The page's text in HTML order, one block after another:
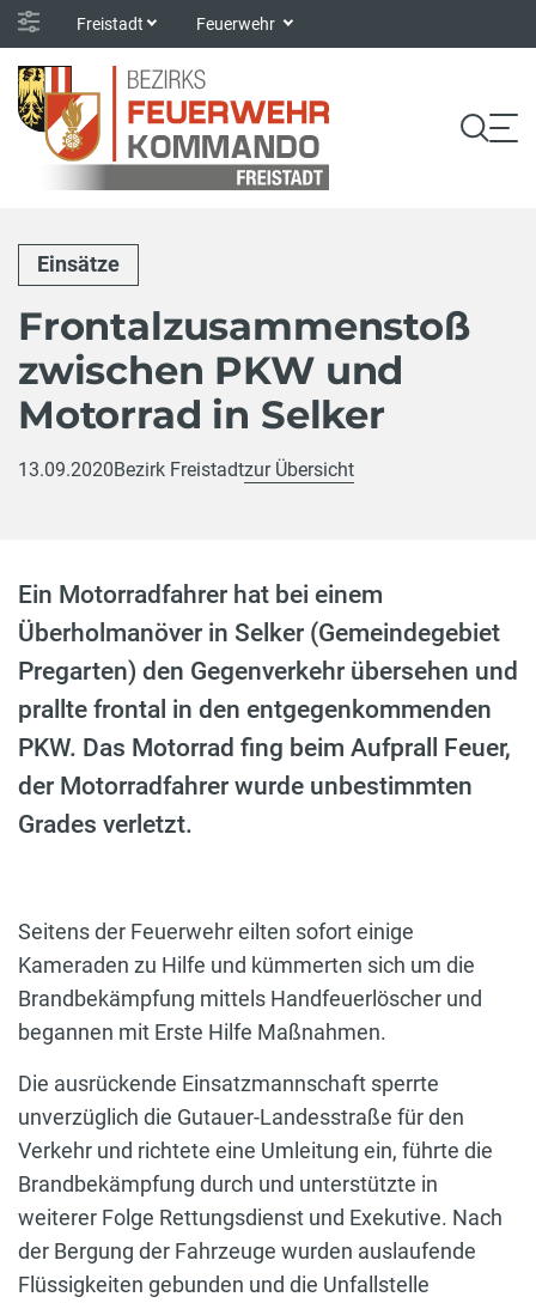
Freistadt Feuerwehr
Einsätze
Frontalzusammenstoß
zwischen PKW und
Motorrad in Selker
13.09.2020Bezirk Freistadtzur Übersicht
Ein Motorradfahrer hat bei einem
Überholmanöver in Selker (Gemeindegebiet
Pregarten) den Gegenverkehr übersehen und
prallte frontal in den entgegenkommenden
PKW. Das Motorrad fing beim Aufprall Feuer,
der Motorradfahrer wurde unbestimmten
Grades verletzt.
Seitens der Feuerwehr eilten sofort einige
Kameraden zu Hilfe und kümmerten sich um die
Brandbekämpfung mittels Handfeuerlöscher und
begannen mit Erste Hilfe Maßnahmen.
Die ausrückende Einsatzmannschaft sperrte
unverzüglich die Gutauer-Landesstraße für den
Verkehr und richtete eine Umleitung ein, führte die
Brandbekämpfung durch und unterstützte in
weiterer Folge Rettungsdienst und Exekutive. Nach
der Bergung der Fahrzeuge wurden auslaufende
Flüssigkeiten gebunden und die Unfallstelle